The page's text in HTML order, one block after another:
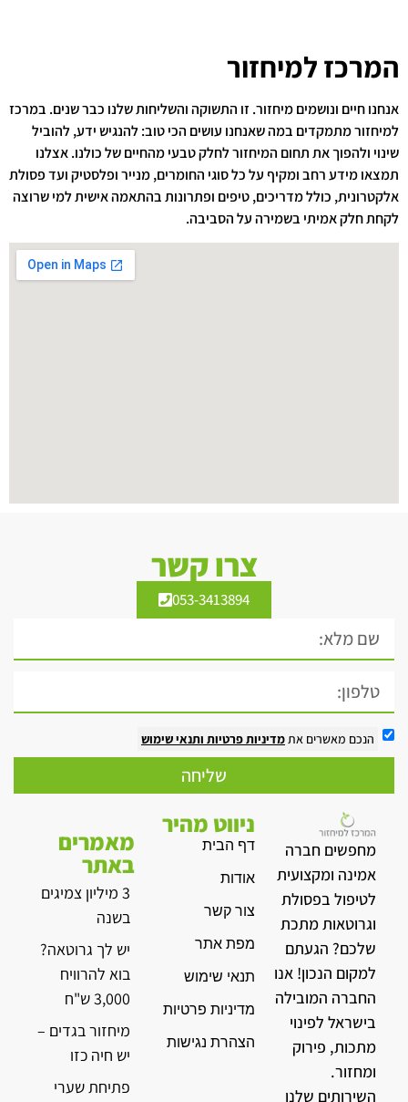
המרכז למיחזור
אנחנו חיים ונושמים מיחזור. זו התשוקה והשליחות שלנו כבר שנים. במרכז
למיחזור מתמקדים במה שאנחנו עושים הכי טוב: להנגיש ידע, להוביל
שינוי ולהפוך את תחום המיחזור לחלק טבעי מהחיים של כולנו. אצלנו
תמצאו מידע רחב ומקיף על כל סוגי החומרים, מנייר ופלסטיק ועד פסולת
אלקטרונית, כולל מדריכים, טיפים ופתרונות בהתאמה אישית למי שרוצה
לקחת חלק אמיתי בשמירה על הסביבה.
צרו קשר
053-3413894
הנכם מאשרים אתמדיניות פרטיות ותנאי שימוש
שליחה
מחפשים חברה
אמינה ומקצועית
לטיפול בפסולת
וגרוטאות מתכת
שלכם? הגעתם
למקום הנכון! אנו
החברה המובילה
בישראל לפינוי
מתכות, פירוק
ומחזור.
השירותים שלנו
ניווט מהיר
דף הבית
אודות
צור קשר
מפת אתר
תנאי שימוש
מדיניות פרטיות
הצהרת נגישות
מאמרים
באתר
3 מיליון צמיגים
בשנה
יש לך גרוטאה?
בוא להרוויח
3,000 ש"ח
מיחזור בגדים –
יש חיה כזו
פתיחת שערי